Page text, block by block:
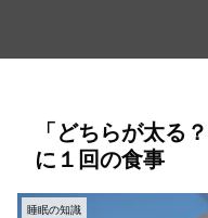
「どちらが太る
に１回の食事
睡眠の知識